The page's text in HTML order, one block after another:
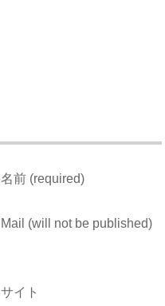
名前 (required)
Mail (will not be published)
サイト